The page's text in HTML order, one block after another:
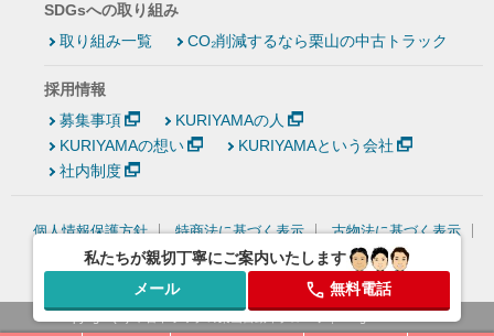
私たちが親切丁寧にご案内いたします
メール
無料電話
SDGsへの取り組み
取り組み一覧
CO₂削減するなら栗山の中古トラック
採用情報
募集事項
KURIYAMAの人
KURIYAMAの想い
KURIYAMAという会社
社内制度
個人情報保護方針 特商法に基づく表示
古物法に基づく表示
情報セキュリティ基本方針